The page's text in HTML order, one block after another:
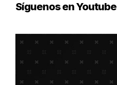
Síguenos en Youtube